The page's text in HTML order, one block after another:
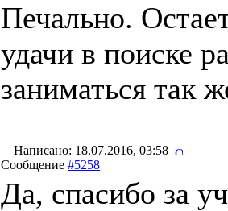
Печально.
удачи в поиске
заниматься так
Написано: 18.07.2016, 03:58
Сообщение #5258
Да, спасибо за